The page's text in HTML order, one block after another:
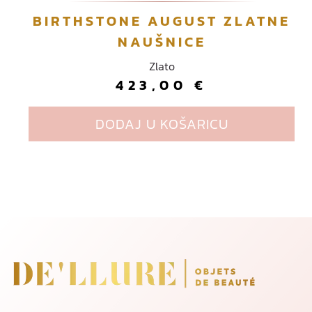
i
e
d
BIRTHSTONE AUGUST ZLATNE
NAUŠNICE
Zlato
423,00€
DODAJ U KOŠARICU